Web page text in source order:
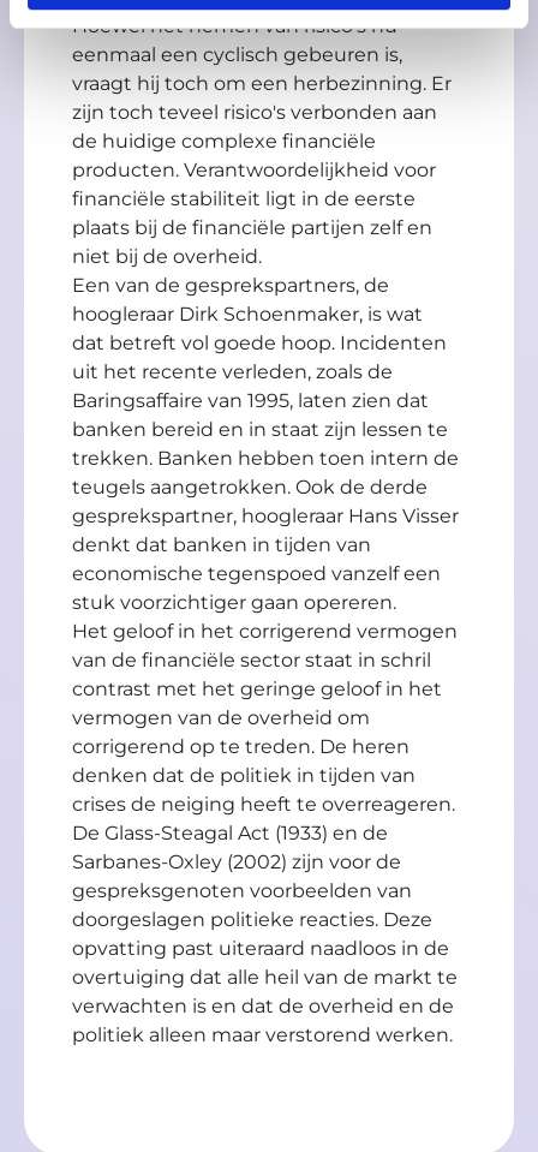
Hoewel het nemen van risico's nu
eenmaal een cyclisch gebeuren is,
vraagt hij toch om een herbezinning. Er
zijn toch teveel risico's verbonden aan
de huidige complexe financiële
producten. Verantwoordelijkheid voor
financiële stabiliteit ligt in de eerste
plaats bij de financiële partijen zelf en
niet bij de overheid.
Een van de gesprekspartners, de
hoogleraar Dirk Schoenmaker, is wat
dat betreft vol goede hoop. Incidenten
uit het recente verleden, zoals de
Baringsaffaire van 1995, laten zien dat
banken bereid en in staat zijn lessen te
trekken. Banken hebben toen intern de
teugels aangetrokken. Ook de derde
gesprekspartner, hoogleraar Hans Visser
denkt dat banken in tijden van
economische tegenspoed vanzelf een
stuk voorzichtiger gaan opereren.
Het geloof in het corrigerend vermogen
van de financiële sector staat in schril
contrast met het geringe geloof in het
vermogen van de overheid om
corrigerend op te treden. De heren
denken dat de politiek in tijden van
crises de neiging heeft te overreageren.
De Glass-Steagal Act (1933) en de
Sarbanes-Oxley (2002) zijn voor de
gespreksgenoten voorbeelden van
doorgeslagen politieke reacties. Deze
opvatting past uiteraard naadloos in de
overtuiging dat alle heil van de markt te
verwachten is en dat de overheid en de
politiek alleen maar verstorend werken.